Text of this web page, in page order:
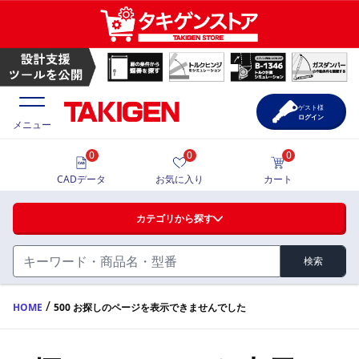
ハンドル・取手・つまみ・周辺機器
FA・A
蝶番・ステー・周辺機器
価格一覧
製品カタログ
メニュー
カテゴリから探す
検索
0
CADデータ
0
お気に入り
0
カート
ゲスト様
ログイン
HOME / 500 お探しのページを表示できませんでした